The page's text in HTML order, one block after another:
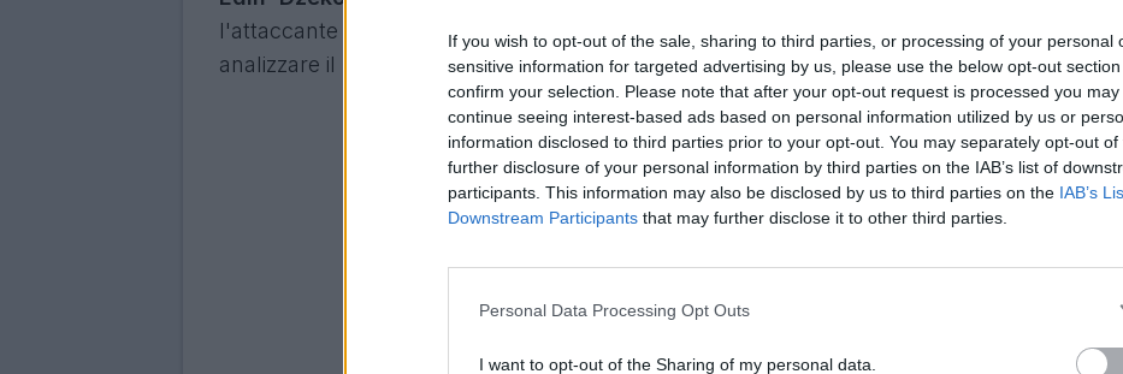
If you wish to opt-out of the sale, sharing to third parties, or processing of your personal
sensitive information for targeted advertising by us, please use the below opt-out
confirm your selection. Please note that after your opt-out request is processed you may
continue seeing interest-based ads based on personal information utilized by us or
information disclosed to third parties prior to your opt-out. You may separately opt-out of
further disclosure of your personal information by third parties on the IAB’s list of
participants. This information may also be disclosed by us to third parties on the IAB’s
Downstream Participants that may further disclose it to other third parties.
Personal Data Processing Opt Outs
I want to opt-out of the Sharing of my personal data.
l'attaccante ex Roma, Inter e Fiorentina è intervenuto ai microfoni di Espn per
analizzare il suo momento di forma e non solo. Ecco le sue dichiarazioni: